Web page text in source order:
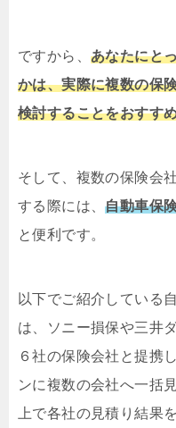
ですから、 あなたにと
かは、実際に複数の保
検討することをおすす
そして、複数の保険会
する際には、自動車保
と便利です。
以下でご紹介している
は、ソニー損保や三井
６社の保険会社と提携
ンに複数の会社へ一括
上で各社の見積り結果